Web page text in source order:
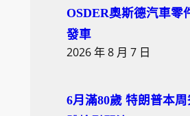
OSDER奧斯德汽車零
發車
2026 年 8 月 7 日
6月滿80歲 特朗普本